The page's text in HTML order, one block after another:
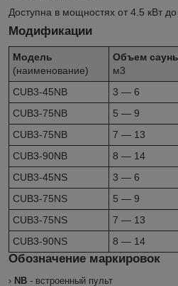
Доступна в мощностях от 4.5 кВт до
Модификации
Модель
(наименование)
Объем
м3
CUB3-45NB
3 — 6
CUB3-75NB
5 — 9
CUB3-75NB
7 — 13
CUB3-90NB
8 — 14
CUB3-45NS
3 — 6
CUB3-75NS
5 — 9
CUB3-75NS
7 — 13
CUB3-90NS
8 — 14
Обозначение маркировок
› NB - встроенный пульт